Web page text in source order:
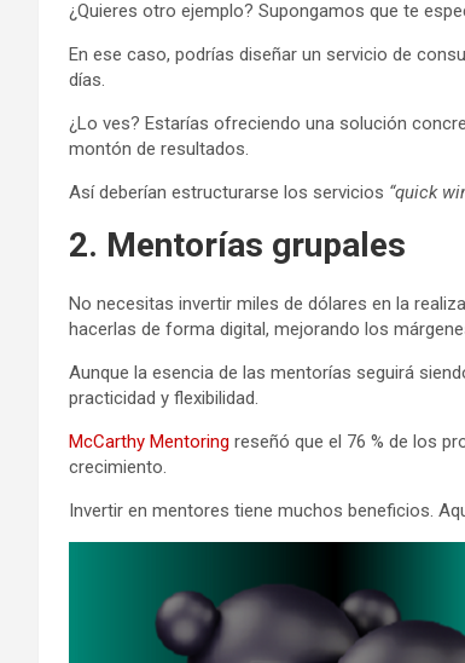
¿Quieres otro ejemplo? Supongamos que te
En ese caso, podrías diseñar un servicio de
días.
¿Lo ves? Estarías ofreciendo una solución
montón de resultados.
Así deberían estructurarse los servicios “quick
2. Mentorías grupales
No necesitas invertir miles de dólares en la
hacerlas de forma digital, mejorando los
Aunque la esencia de las mentorías seguirá
practicidad y flexibilidad.
McCarthy Mentoring reseñó que el 76 % de los
crecimiento.
Invertir en mentores tiene muchos beneficios.